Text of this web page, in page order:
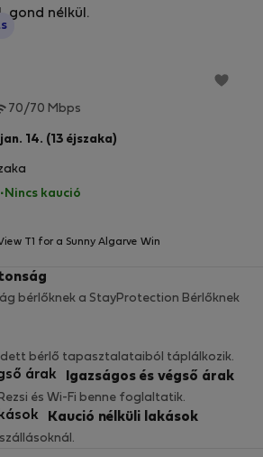
gond nélkül.
70/70 Mbps
14. (13 éjszaka)
· Nincs kaució
T1 for a Sunny Algarve Win
bérlőknek a StayProtection Bérlőknek
bérlő tapasztalataiból táplálkozik.
Igazságos és végső árak
és Wi-Fi benne foglaltatik.
Kaució nélküli lakások